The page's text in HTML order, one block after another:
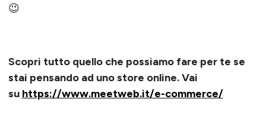
😉
Scopri tutto quello che possiamo fare per te se
stai pensando ad uno store online. Vai
su https://www.meetweb.it/e-commerce/